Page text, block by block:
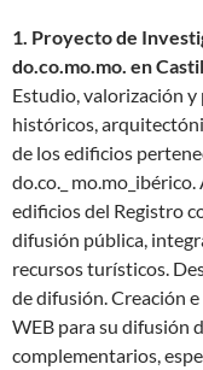
1. Proyecto de
do.co.mo.mo. en
Estudio, valorización
históricos,
de los edificios
do.co._
edificios del Registro
difusión pública,
recursos turísticos.
de difusión. Creación
WEB para su difusión
complementarios,